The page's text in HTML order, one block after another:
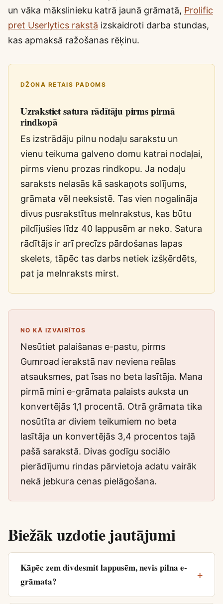
un vāka mākslinieku katrā jaunā grāmatā, Prolific
pret Userlytics rakstā izskaidroti darba stundas,
kas apmaksā ražošanas rēķinu.
DŽONA RETAIS PADOMS
Uzrakstiet satura rādītāju pirms pirmā
rindkopā
Es izstrādāju pilnu nodaļu sarakstu un
vienu teikuma galveno domu katrai nodaļai,
pirms vienu prozas rindkopu. Ja nodaļu
saraksts nelasās kā saskaņots solījums,
grāmata vēl neeksistē. Tas vien nogalināja
divus pusrakstītus melnrakstus, kas būtu
pildījušies līdz 40 lappusēm ar neko. Satura
rādītājs ir arī precīzs pārdošanas lapas
skelets, tāpēc tas darbs netiek izšķērdēts,
pat ja melnraksts mirst.
NO KĀ IZVAIRĪTOS
Nesūtiet palaišanas e-pastu, pirms
Gumroad ierakstā nav neviena reālas
atsauksmes, pat īsas no beta lasītāja. Mana
pirmā mini e-grāmata palaists auksta un
konvertējās 1,1 procentā. Otrā grāmata tika
nosūtīta ar diviem teikumiem no beta
lasītāja un konvertējās 3,4 procentos tajā
pašā sarakstā. Divas godīgu sociālo
pierādījumu rindas pārvietoja adatu vairāk
nekā jebkura cenas pielāgošana.
Biežāk uzdotie jautājumi
Kāpēc zem divdesmit lappusēm, nevis pilna e-
grāmata?